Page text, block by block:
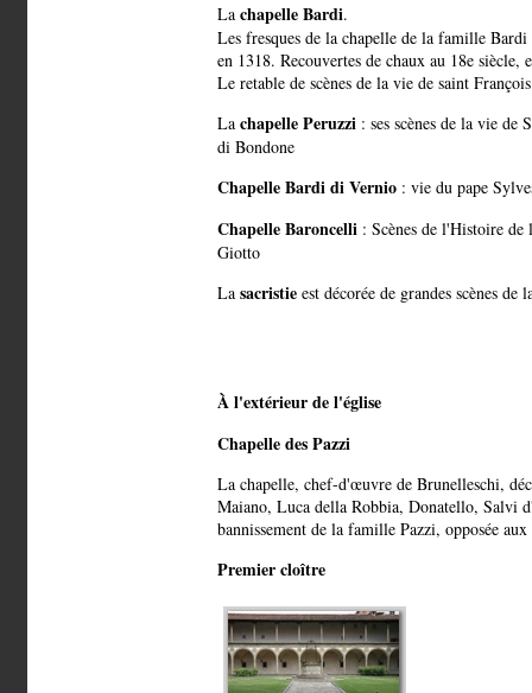
Lachapelle Bardi.
Les fresques de la chapelle de la famille
en 1318. Recouvertes de chaux au 18e
Le retable de scènes de la vie de saint
La chapelle Peruzzi: ses scènes de la vie de
di Bondone
Chapelle Bardi di Vernio: vie du pape
Chapelle Baroncelli: Scènes de l'Histoire de
Giotto
La sacristieest décorée de grandes scènes de
À l'extérieur de l'église
Chapelle des Pazzi
La chapelle, chef-d'œuvre de Brunelleschi,
Maiano, Luca della Robbia, Donatello, Salvi
bannissement de la famille Pazzi, opposée
Premier cloître